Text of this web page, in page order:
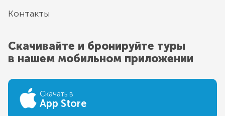
Контакты
Скачивайте и бронируйте туры
в нашем мобильном приложении
Скачать в
App Store